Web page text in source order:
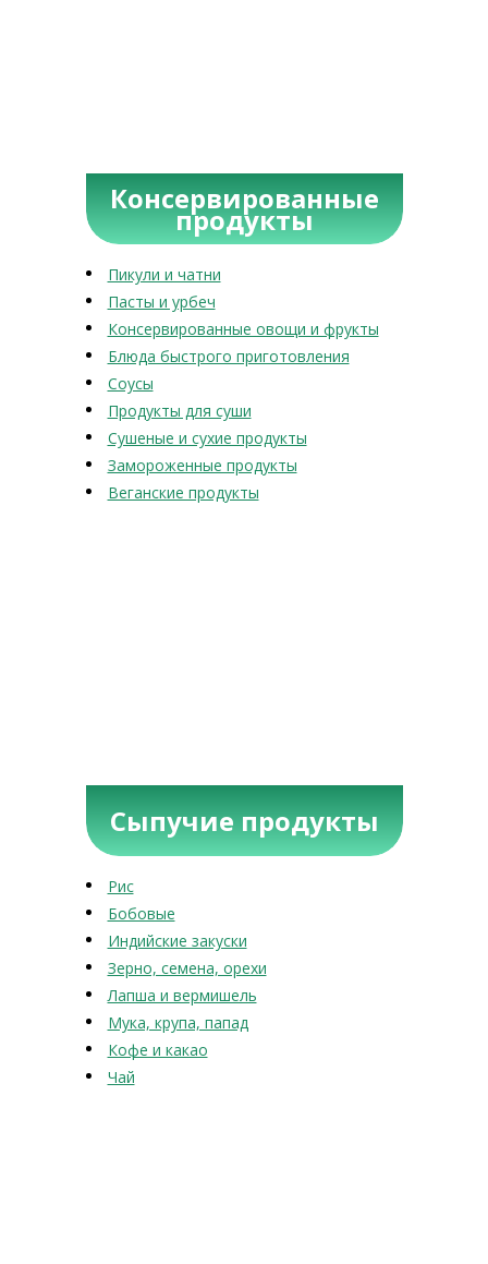
Консервированные
продукты
Пикули и чатни
Пасты и урбеч
Консервированные овощи и фрукты
Блюда быстрого приготовления
Соусы
Продукты для суши
Сушеные и сухие продукты
Замороженные продукты
Веганские продукты
Сыпучие продукты
Рис
Бобовые
Индийские закуски
Зерно, семена, орехи
Лапша и вермишель
Мука, крупа, папад
Кофе и какао
Чай